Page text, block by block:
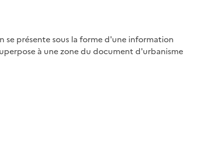
se présente sous la forme d'une information
à une zone du document d'urbanisme